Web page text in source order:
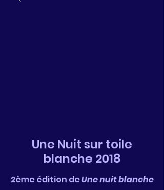
Une Nuit sur toile
blanche 2018
2ème édition deUne nuit blanche